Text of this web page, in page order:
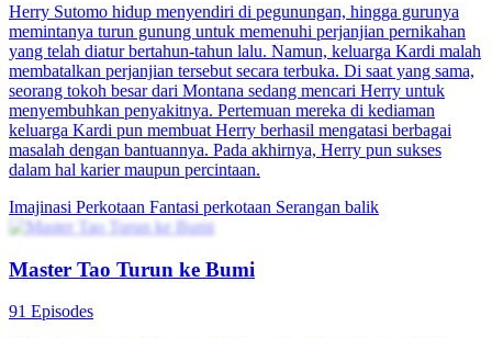
Herry Sutomo hidup menyendiri di pegunungan, hingga gurunya
memintanya turun gunung untuk memenuhi perjanjian pernikahan
yang telah diatur bertahun-tahun lalu. Namun, keluarga Kardi malah
membatalkan perjanjian tersebut secara terbuka. Di saat yang sama,
seorang tokoh besar dari Montana sedang mencari Herry untuk
menyembuhkan penyakitnya. Pertemuan mereka di kediaman
keluarga Kardi pun membuat Herry berhasil mengatasi berbagai
masalah dengan bantuannya. Pada akhirnya, Herry pun sukses
dalam hal karier maupun percintaan.
Imajinasi Perkotaan Fantasi perkotaan Serangan balik
Master Tao Turun ke Bumi
91 Episodes